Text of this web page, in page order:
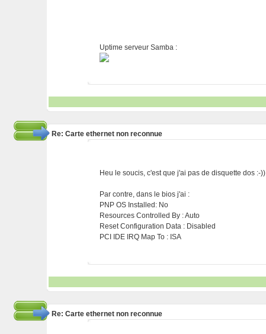
Uptime serveur Samba :
Re: Carte ethernet non reconnue
Heu le soucis, c'est que j'ai pas de disquette dos :-))
Par contre, dans le bios j'ai :
PNP OS Installed: No
Resources Controlled By : Auto
Reset Configuration Data : Disabled
PCI IDE IRQ Map To : ISA
Re: Carte ethernet non reconnue